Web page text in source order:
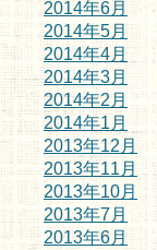
2014年6月
2014年5月
2014年4月
2014年3月
2014年2月
2014年1月
2013年12月
2013年11月
2013年10月
2013年7月
2013年6月